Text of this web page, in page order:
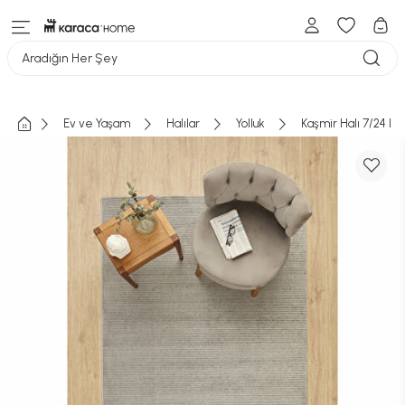
Aradığın Her Şey
Ev ve Yaşam Halılar Yolluk Kaşmir Halı 7/24